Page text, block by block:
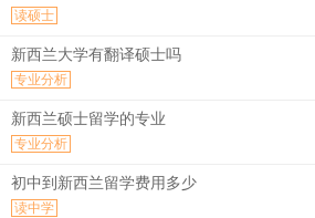
读硕士
新西兰大学有翻译硕士吗
专业分析
新西兰硕士留学的专业
专业分析
初中到新西兰留学费用多少
读中学